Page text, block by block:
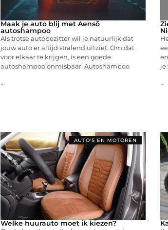
Maak je auto blij met Aensõ
autoshampoo
Als trotse autobezitter wil je natuurlijk dat
jouw auto er altijd stralend uitziet. Om dat
voor elkaar te krijgen, is een goede
autoshampoo onmisbaar. Autoshampoo
...
je
...
AUTO'S EN MOTOREN
Welke huurauto moet ik kiezen?